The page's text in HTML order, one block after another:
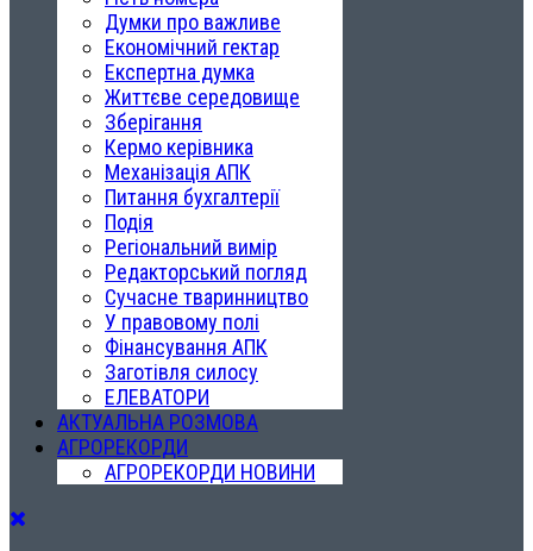
Думки про важливе
Економічний гектар
Експертна думка
Життєве середовище
Зберігання
Кермо керівника
Механізація АПК
Питання бухгалтерії
Подія
Регіональний вимір
Редакторський погляд
Сучасне тваринництво
У правовому полі
Фінансування АПК
Заготівля силосу
ЕЛЕВАТОРИ
АКТУАЛЬНА РОЗМОВА
АГРОРЕКОРДИ
АГРОРЕКОРДИ НОВИНИ